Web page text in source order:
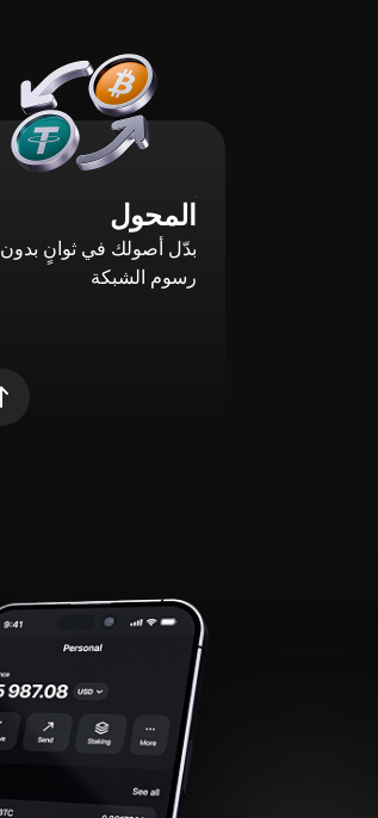
المحول
بدّل أصولك في ثوانٍ بدون
رسوم الشبكة